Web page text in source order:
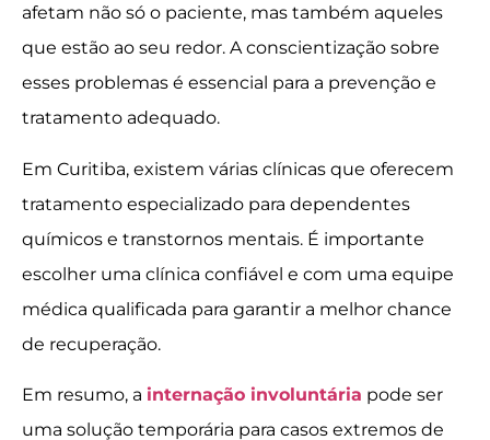
afetam não só o paciente, mas também aqueles
que estão ao seu redor. A conscientização sobre
esses problemas é essencial para a prevenção e
tratamento adequado.
Em Curitiba, existem várias clínicas que oferecem
tratamento especializado para dependentes
químicos e transtornos mentais. É importante
escolher uma clínica confiável e com uma equipe
médica qualificada para garantir a melhor chance
de recuperação.
Em resumo, a internação involuntária pode ser
uma solução temporária para casos extremos de